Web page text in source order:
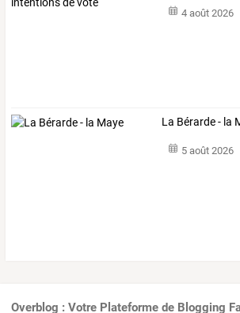
4 août 2026
La Bérarde - la
5 août 2026
Overblog : Votre Plateforme de Blogging